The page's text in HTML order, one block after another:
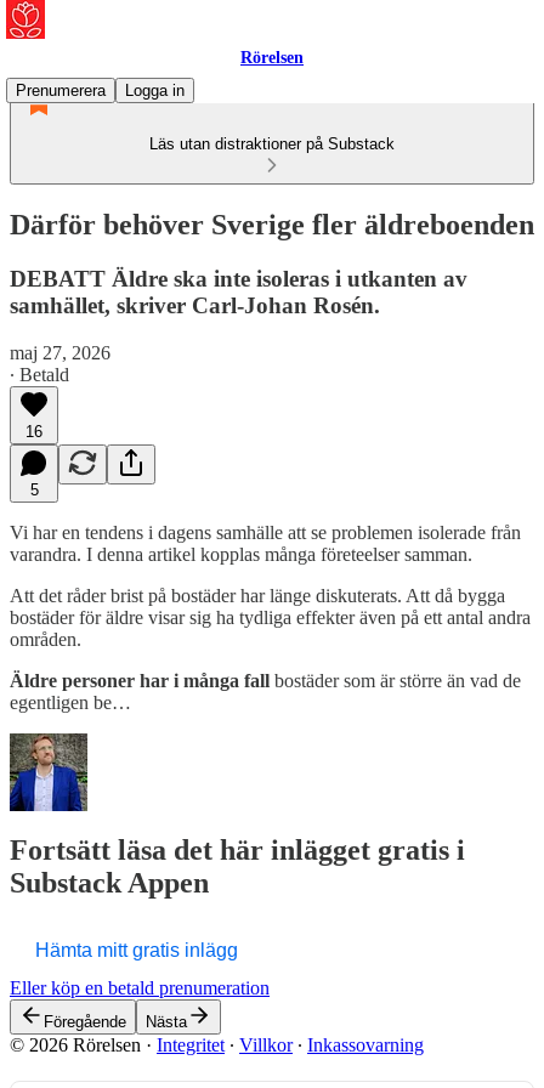
Rörelsen
Prenumerera
Logga in
Läs utan distraktioner på Substack
Därför behöver Sverige fler äldreboenden
DEBATT Äldre ska inte isoleras i utkanten av
samhället, skriver Carl-Johan Rosén.
maj 27, 2026
∙ Betald
16
5
Vi har en tendens i dagens samhälle att se problemen isolerade från
varandra. I denna artikel kopplas många företeelser samman.
Att det råder brist på bostäder har länge diskuterats. Att då bygga
bostäder för äldre visar sig ha tydliga effekter även på ett antal andra
områden.
Äldre personer har i många fall bostäder som är större än vad de
egentligen be…
Fortsätt läsa det här inlägget gratis i
Substack Appen
Hämta mitt gratis inlägg
Eller köp en betald prenumeration
Föregående Nästa
© 2026 Rörelsen · Integritet ∙ Villkor∙ Inkassovarning